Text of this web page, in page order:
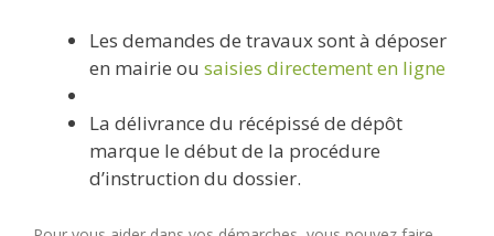
Les demandes de travaux sont à déposer
en mairie ou saisies directement en ligne
La délivrance du récépissé de dépôt
marque le début de la procédure
d’instruction du dossier.